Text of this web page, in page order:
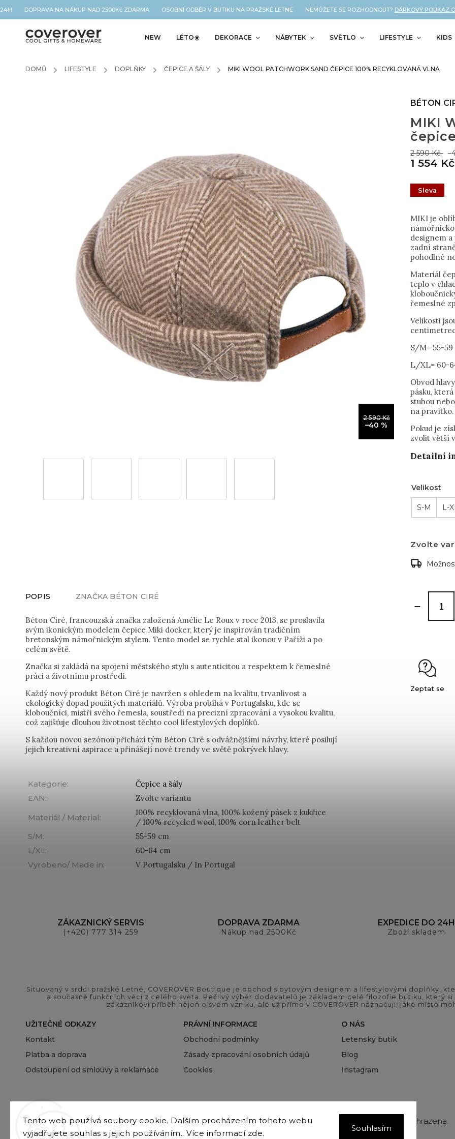
Tento web používá soubory cookie. Dalším procházením tohoto webu
vyjadřujete souhlas s jejich používáním.. Více informací zde.
Souhlasím
DOPRAVA NA NÁKUP NAD 2500Kč ZDARMA OSOBNÍ ODBĚR V BUTIKU NA PRAŽSKÉ LETNÉ NEMŮŽETE SE ROZHODNOUT?DÁRKOVÝ POUKAZ OD
NEW LÉTO☀️ DEKORACE NÁBYTEK SVĚTLO LIFESTYLE KIDS
DOMŮ / LIFESTYLE / DOPLŇKY / ČEPICE A ŠÁLY / MIKI WOOL PATCHWORK SAND ČEPICE 100% RECYKLOVANÁ VLNA
2 590 Kč
–40 %
MIKI
2 590 Kč
1 554 Kč
MIKI je
designem
zadní
pohodlné
Materiál
teplo v
řemeslné
Velikosti
S/M= 55-59
L/XL= 60-
Obvod
pásku,
stuhou
na pravítko.
Pokud je
zvolit větší
Detailní
Sleva
BÉTON
Velikost
S-M L-
Zvolte
Zeptat se
POPIS ZNAČKA BÉTON CIRÉ
Béton Ciré, francouzská značka založená Amélie Le Roux v roce 2013, se proslavila
svým ikonickým modelem čepice Miki docker, který je inspirován tradičním
bretonským námořnickým stylem. Tento model se rychle stal ikonou v Paříži a po
celém světě.
Značka si zakládá na spojení městského stylu s autenticitou a respektem k řemeslné
práci a životnímu prostředí.
Každý nový produkt Béton Ciré je navržen s ohledem na kvalitu, trvanlivost a
ekologický dopad použitých materiálů. Výroba probíhá v Portugalsku, kde se
kloboučníci, mistři svého řemesla, soustředí na precizní zpracování a vysokou kvalitu,
což zajišťuje dlouhou životnost těchto cool lifestylových doplňků.
S každou novou sezónou přichází tým Béton Ciré s odvážnějšími návrhy, které posilují
jejich kreativní aspirace a přinášejí nové trendy ve světě pokrývek hlavy.
Kategorie:
Čepice a šály
EAN:
Zvolte variantu
Materiál / Material:
100% recyklovaná vlna, 100% kožený pásek z kukřice
/ 100% recycled wool, 100% corn leather belt
S/M:
55-59 cm
L/XL:
60-64 cm
Vyrobeno/ Made in: V Portugalsku / In Portugal
ZÁKAZNICKÝ SERVIS
(+420) 777 314 259
DOPRAVA ZDARMA
Nákup nad 2500Kč
EXPEDICE DO 24H
Zboží skladem
Situovaný v srdci pražské Letné, COVEROVER Boutique je obchod s bytovým designem a lifestylovými doplňky,
a současně funkčních věcí z celého světa. Pečlivý výběr dodavatelů je základem celé filozofie butiku, který si
zákazníkovi příběh nejen o svém vzniku, ale už přímo v COVEROVER naznačují, jaké místo
UŽITEČNÉ ODKAZY
Kontakt
Platba a doprava
Odstoupení od smlouvy a reklamace
PRÁVNÍ INFORMACE
Obchodní podmínky
Zásady zpracování osobních údajů
Cookies
O NÁS
Letenský butik
Blog
Instagram
Copyright 2026COVEROVER
. Všechna práva vyhrazena.
Upravit nastavení cookies